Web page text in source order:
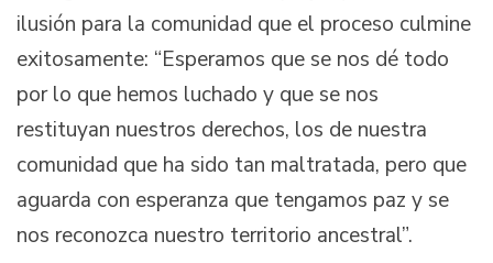
ilusión para la comunidad que el proceso culmine
exitosamente: “Esperamos que se nos dé todo
por lo que hemos luchado y que se nos
restituyan nuestros derechos, los de nuestra
comunidad que ha sido tan maltratada, pero que
aguarda con esperanza que tengamos paz y se
nos reconozca nuestro territorio ancestral”.